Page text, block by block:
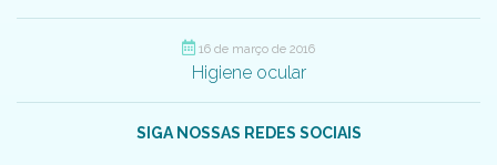
16 de março de 2016
Higiene ocular
SIGA NOSSAS REDES SOCIAIS